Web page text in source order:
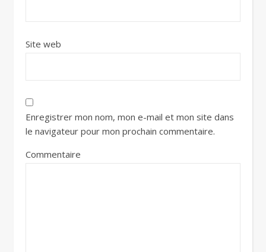
Site web
Enregistrer mon nom, mon e-mail et mon site dans
le navigateur pour mon prochain commentaire.
Commentaire